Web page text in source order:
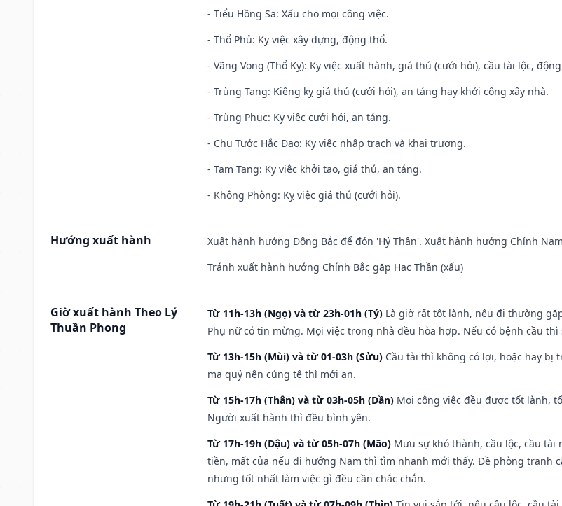
- Tiểu Hồng Sa: Xấu cho mọi công việc.
- Thổ Phủ: Kỵ việc xây dựng, động thổ.
- Vãng Vong (Thổ Kỵ): Kỵ việc xuất hành, giá thú (cưới hỏi), cầu tài lộc,
- Trùng Tang: Kiêng kỵ giá thú (cưới hỏi), an táng hay khởi công xây nhà.
- Trùng Phục: Kỵ việc cưới hỏi, an táng.
- Chu Tước Hắc Đạo: Kỵ việc nhập trạch và khai trương.
- Tam Tang: Kỵ việc khởi tạo, giá thú, an táng.
- Không Phòng: Kỵ việc giá thú (cưới hỏi).
Hướng xuất hành
Xuất hành hướng Đông Bắc để đón 'Hỷ Thần'. Xuất hành hướng Chính
Tránh xuất hành hướng Chính Bắc gặp Hạc Thần (xấu)
Giờ xuất hành Theo Lý
Thuần Phong
Từ 11h-13h (Ngọ) và từ 23h-01h (Tý) Là giờ rất tốt lành, nếu đi thường
Phụ nữ có tin mừng. Mọi việc trong nhà đều hòa hợp. Nếu có bệnh cầu
Từ 13h-15h (Mùi) và từ 01-03h (Sửu) Cầu tài thì không có lợi, hoặc hay bị
ma quỷ nên cúng tế thì mới an.
Từ 15h-17h (Thân) và từ 03h-05h (Dần) Mọi công việc đều được tốt lành,
Người xuất hành thì đều bình yên.
Từ 17h-19h (Dậu) và từ 05h-07h (Mão) Mưu sự khó thành, cầu lộc, cầu
tiền, mất của nếu đi hướng Nam thì tìm nhanh mới thấy. Đề phòng tranh
nhưng tốt nhất làm việc gì đều cần chắc chắn.